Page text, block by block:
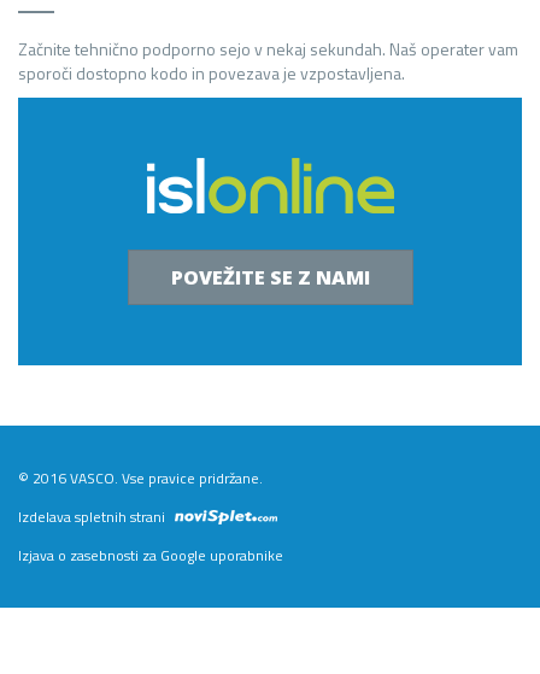
Začnite tehnično podporno sejo v nekaj sekundah. Naš operater vam
sporoči dostopno kodo in povezava je vzpostavljena.
POVEŽITE SE Z NAMI
© 2016 VASCO. Vse pravice pridržane.
Izdelava spletnih strani
Izjava o zasebnosti za Google uporabnike